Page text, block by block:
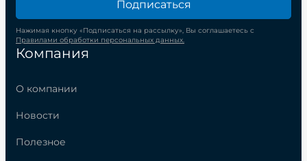
Компания
О компании
Новости
Полезное
Подписаться
Нажимая кнопку «Подписаться на рассылку», Вы соглашаетесь с
Правилами обработки персональных данных.